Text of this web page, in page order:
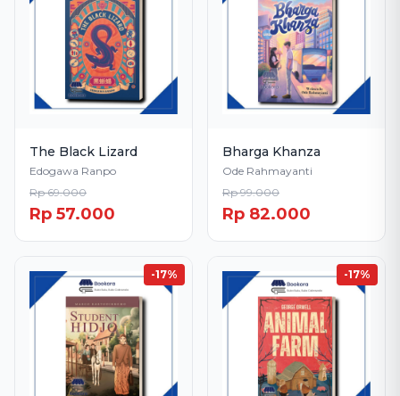
The Black Lizard
Edogawa Ranpo
Rp 69.000
Rp 57.000
Bharga Khanza
Ode Rahmayanti
Rp 99.000
Rp 82.000
-17% -17%